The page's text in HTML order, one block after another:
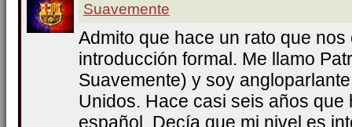
Suavemente
Admito que hace un rato que
introducción formal. Me llamo
Suavemente) y soy
Unidos. Hace casi seis años
español. Decía que mi nivel es